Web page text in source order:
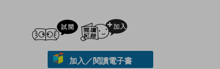
試閲
加入／閱讀電子書